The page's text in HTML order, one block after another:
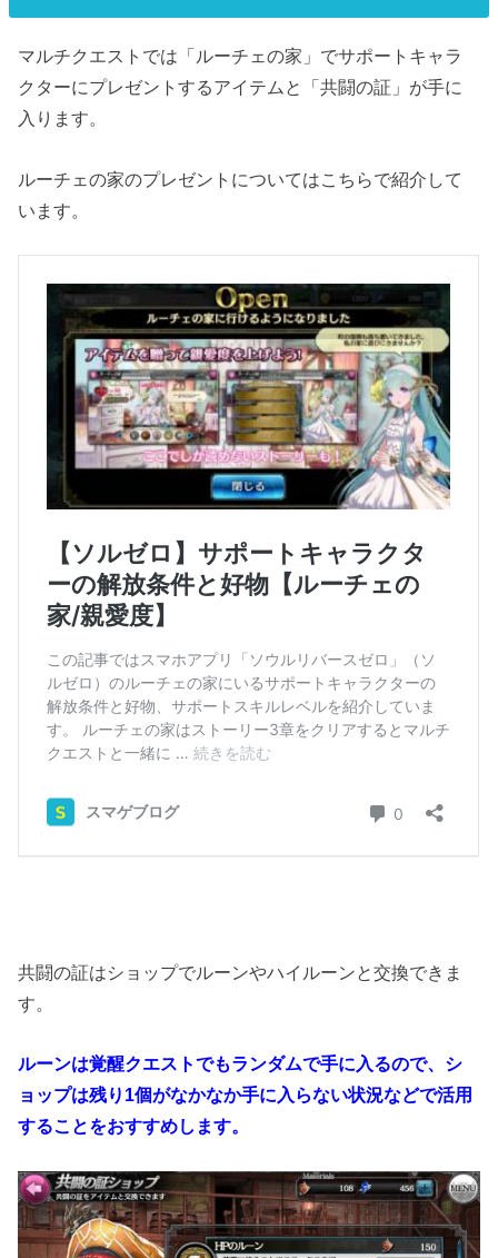
マルチクエストでは「ルーチェの家」でサポートキャラ
クターにプレゼントするアイテムと「共闘の証」が手に
入ります。
ルーチェの家のプレゼントについてはこちらで紹介して
います。
共闘の証はショップでルーンやハイルーンと交換できま
す。
ルーンは覚醒クエストでもランダムで手に入るので、シ
ョップは残り1個がなかなか手に入らない状況などで活用
することをおすすめします。